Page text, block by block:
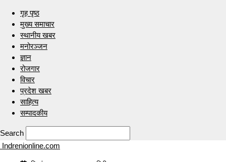
गृह पृष्ठ
मुख्य समाचार
स्थानीय खबर
मनोरञ्जन
ज्ञान
रोजगार
विचार
प्रदेश खबर
साहित्य
सम्पादकीय
Search
Indrenionline.com